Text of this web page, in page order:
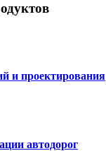
и проектирования
автодорог